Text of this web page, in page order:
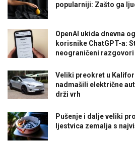
popularniji: Zašto ga
OpenAI ukida dnevna
korisnike ChatGPT-a:
neograničeni razgovori
Veliki preokret u
nadmašili električne
drži vrh
Pušenje i dalje veliki
ljestvica zemalja s